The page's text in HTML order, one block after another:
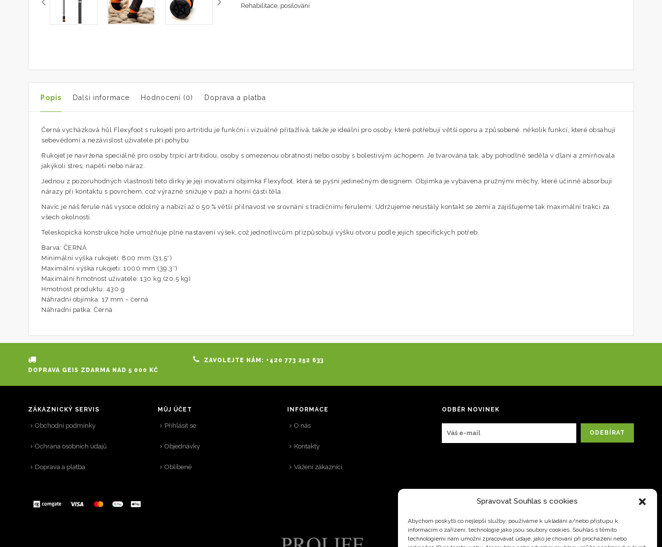
Spravovat Souhlas s cookies
Abychom poskytli co nejlepší služby, používáme k ukládání a/nebo přístupu k
informacím o zařízení, technologie jako jsou soubory cookies. Souhlas s těmito
technologiemi nám umožní zpracovávat údaje, jako je chování při procházení nebo
Rehabilitace, posilování
Popis Další informace Hodnocení (0) Doprava a platba
Černá vycházková hůl Flexyfoot s rukojetí pro artritidu je funkční i vizuálně přitažlivá, takže je ideální pro osoby, které potřebují větší oporu a způsobené. několik funkcí, které obsahují
sebevědomí a nezávislost uživatele při pohybu.
Rukojeť je navržena speciálně pro osoby trpící artritidou, osoby s omezenou obratností nebo osoby s bolestivým úchopem. Je tvarována tak, aby pohodlně seděla v dlani a zmírňovala
jakýkoli stres, napětí nebo náraz.
Jednou z pozoruhodných vlastností této dírky je její inovativní objímka Flexyfoot, která se pyšní jedinečným designem. Objímka je vybavena pružnými měchy, které účinně absorbují
nárazy při kontaktu s povrchem, což výrazně snižuje v paži a horní části těla.
Navíc je náš ferule náš vysoce odolný a nabízí až o 50 % větší přilnavost ve srovnání s tradičními ferulemi. Udržujeme neustálý kontakt se zemí a zajišťujeme tak maximální trakci za
všech okolností.
Teleskopická konstrukce hole umožňuje plné nastavení výšek, což jednotlivcům přizpůsobují výšku otvoru podle jejich specifických potřeb.
Barva: ČERNÁ
Minimální výška rukojeti: 800 mm (31,5″)
Maximální výška rukojeti: 1000 mm (39,3″)
Maximální hmotnost uživatele: 130 kg (20,5 kg)
Hmotnost produktu: 430 g
Náhradní objímka: 17 mm – černá
Náhradní patka: Černá
DOPRAVA GEIS ZDARMA NAD 5 000 KČ
ZAVOLEJTE NÁM: +420 773 252 633
ZÁKAZNICKÝ SERVIS
Obchodní podmínky
Ochrana osobních údajů
Doprava a platba
MŮJ ÚČET
Přihlásit se
Objednávky
Oblíbené
INFORMACE
O nás
Kontakty
Vážení zákazníci
ODBĚR NOVINEK